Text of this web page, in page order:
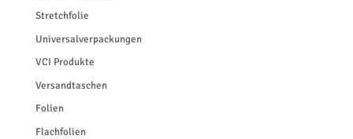
Stretchfolie
Universalverpackungen
VCI Produkte
Versandtaschen
Folien
Flachfolien